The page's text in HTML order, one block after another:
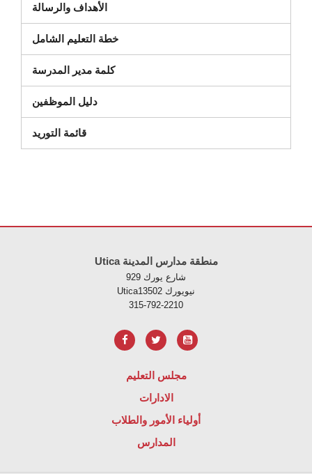
الأهداف والرسالة
خطة التعليم الشامل
كلمة مدير المدرسة
دليل الموظفين
قائمة التوريد
Utica منطقة مدارس المدينة
929 شارع يورك
Uticaنيويورك 13502
315-792-2210
مجلس التعليم
الادارات
أولياء الأمور والطلاب
المدارس